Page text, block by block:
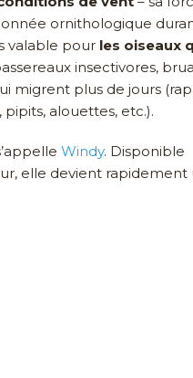
ornithologique
valable pour les oiseaux
insectivores,
migrent plus de jours
pipits, alouettes, etc.).
Windy. Disponible
elle devient rapidement